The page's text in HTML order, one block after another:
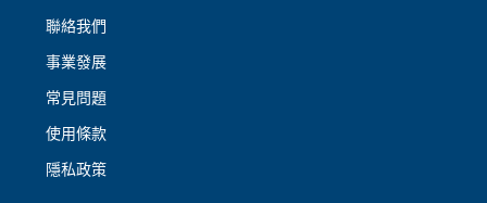
聯絡我們
事業發展
常見問題
使用條款
隱私政策